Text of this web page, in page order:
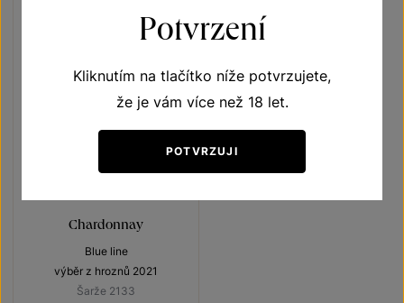
Chardonnay
Blue line
výběr z hroznů 2021
Šarže 2133
Potvrzení
Kliknutím na tlačítko níže potvrzujete,
že je vám více než 18 let.
POTVRZUJI